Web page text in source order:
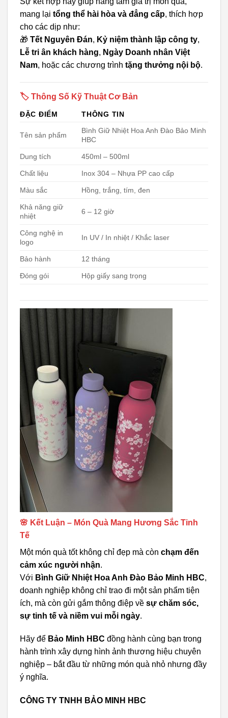
mang lại tổng thể hài hòa và đẳng cấp, thích hợp
cho các dịp như:
🎁 Tết Nguyên Đán, Kỷ niệm thành lập công ty,
Lễ tri ân khách hàng, Ngày Doanh nhân Việt
Nam, hoặc các chương trình tặng thưởng nội bộ.
🏷️ Thông Số Kỹ Thuật Cơ Bản
ĐẶC ĐIỂM THÔNG TIN
Tên sản phẩm
Bình Giữ Nhiệt Hoa Anh Đào Bảo Minh
HBC
Dung tích 450ml – 500ml
Chất liệu Inox 304 – Nhựa PP cao cấp
Màu sắc Hồng, trắng, tím, đen
Khả năng giữ
nhiệt
6 – 12 giờ
Công nghệ in
logo
In UV / In nhiệt / Khắc laser
Bảo hành 12 tháng
Đóng gói Hộp giấy sang trọng
🌸 Kết Luận – Món Quà Mang Hương Sắc Tinh
Tế
Một món quà tốt không chỉ đẹp mà còn chạm đến
cảm xúc người nhận.
Với Bình Giữ Nhiệt Hoa Anh Đào Bảo Minh HBC,
doanh nghiệp không chỉ trao đi một sản phẩm tiện
ích, mà còn gửi gắm thông điệp về sự chăm sóc,
sự tinh tế và niềm vui mỗi ngày.
Hãy để Bảo Minh HBC đồng hành cùng bạn trong
hành trình xây dựng hình ảnh thương hiệu chuyên
nghiệp – bắt đầu từ những món quà nhỏ nhưng đầy
ý nghĩa.
CÔNG TY TNHH BẢO MINH HBC